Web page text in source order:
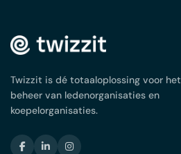
Twizzit is dé totaaloplossing voor het
beheer van ledenorganisaties en
koepelorganisaties.